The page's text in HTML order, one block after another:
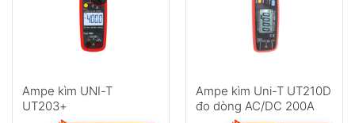
Ampe kìm UNI-T
UT203+
Ampe kìm Uni-T UT210D
đo dòng AC/DC 200A